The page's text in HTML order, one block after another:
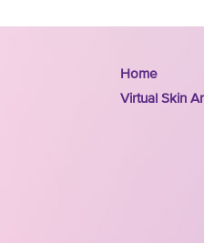
Home
Virtual Skin